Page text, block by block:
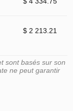
$ 2 213.21
sont basés sur son
ne peut garantir